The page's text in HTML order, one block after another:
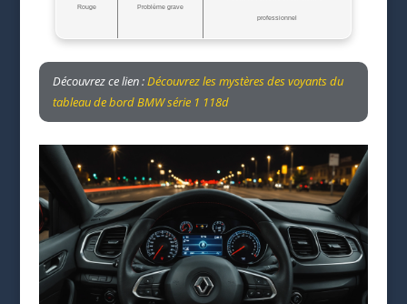
Rouge Problème grave
professionnel
Découvrez ce lien :Découvrez les mystères des voyants du
tableau de bord BMW série 1 118d